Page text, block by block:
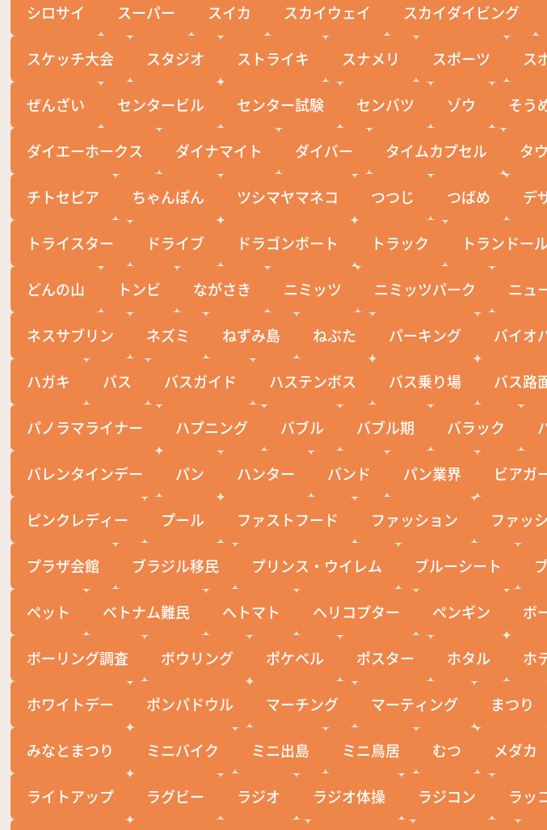
シロサイ スーパー スイカ スカイウェイ スカイダイビング
スケッチ大会 スタジオ ストライキ スナメリ スポーツ ス
ぜんざい センタービル センター試験 センバツ ゾウ そう
ダイエーホークス ダイナマイト ダイバー タイムカプセル タ
チトセピア ちゃんぽん ツシマヤマネコ つつじ つばめ デ
トライスター ドライブ ドラゴンボート トラック トランドール
どんの山 トンビ ながさき ニミッツ ニミッツパーク ニュ
ネスサブリン ネズミ ねずみ島 ねぶた パーキング バイオ
ハガキ バス バスガイド ハステンボス バス乗り場 バス路
パノラマライナー ハプニング バブル バブル期 バラック
バレンタインデー パン ハンター バンド パン業界 ビアガ
ピンクレディー プール ファストフード ファッション ファッ
プラザ会館 ブラジル移民 プリンス・ウイレム ブルーシート
ペット ベトナム難民 へトマト ヘリコプター ペンギン ボ
ボーリング調査 ボウリング ポケベル ポスター ホタル ホ
ホワイトデー ポンパドウル マーチング マーティング まつり
みなとまつり ミニバイク ミニ出島 ミニ鳥居 むつ メダカ
ライトアップ ラグビー ラジオ ラジオ体操 ラジコン ラッ